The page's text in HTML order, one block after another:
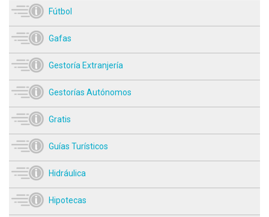
Fútbol
Gafas
Gestoría Extranjería
Gestorías Autónomos
Gratis
Guías Turísticos
Hidráulica
Hipotecas